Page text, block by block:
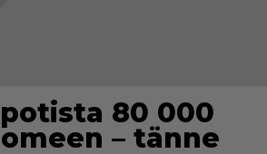
80 000
– tänne